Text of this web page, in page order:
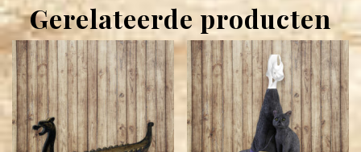
Gerelateerde producten